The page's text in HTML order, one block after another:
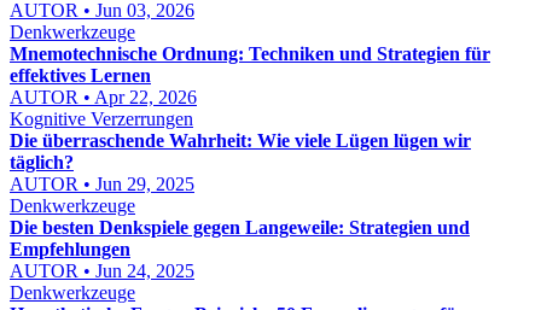
AUTOR • Jun 03, 2026
Denkwerkzeuge
Mnemotechnische Ordnung: Techniken und Strategien für
effektives Lernen
AUTOR • Apr 22, 2026
Kognitive Verzerrungen
Die überraschende Wahrheit: Wie viele Lügen lügen wir
täglich?
AUTOR • Jun 29, 2025
Denkwerkzeuge
Die besten Denkspiele gegen Langeweile: Strategien und
Empfehlungen
AUTOR • Jun 24, 2025
Denkwerkzeuge